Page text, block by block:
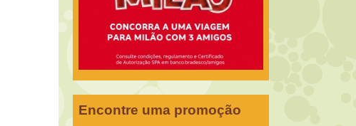
Encontre uma promoção